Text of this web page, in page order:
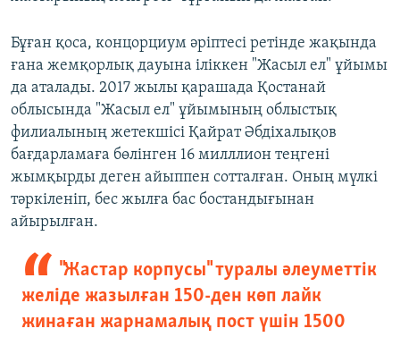
Бұған қоса, концорциум әріптесі ретінде жақында
ғана жемқорлық дауына іліккен "Жасыл ел" ұйымы
да аталады. 2017 жылы қарашада Қостанай
облысында "Жасыл ел" ұйымының облыстық
филиалының жетекшісі Қайрат Әбдіхалықов
бағдарламаға бөлінген 16 милллион теңгені
жымқырды деген айыппен сотталған. Оның мүлкі
тәркіленіп, бес жылға бас бостандығынан
айырылған.
"Жастар корпусы" туралы әлеуметтік
желіде жазылған 150-ден көп лайк
жинаған жарнамалық пост үшін 1500